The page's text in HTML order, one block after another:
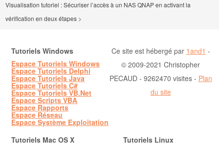
Visualisation tutoriel : Sécuriser l’accès à un NAS QNAP en activant la
vérification en deux étapes >
Tutoriels Windows
Espace Tutoriels Windows
Espace Tutoriels Delphi
Espace Tutoriels Java
Espace Tutoriels C#
Espace Tutoriels VB.Net
Espace Scripts VBA
Espace Rapports
Espace Réseau
Espace Système Exploitation
Tutoriels Mac OS X
Tutoriels Linux
Ce site est hébergé par 1and1 -
© 2009-2021 Christopher
PECAUD - 9262470 visites - Plan
du site